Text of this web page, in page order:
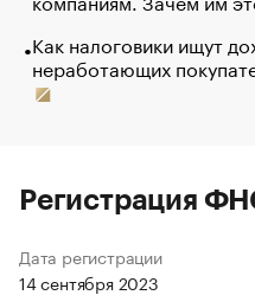
Как налоговики ищут
неработающих
Регистрация
Дата регистрации
14 сентября 2023